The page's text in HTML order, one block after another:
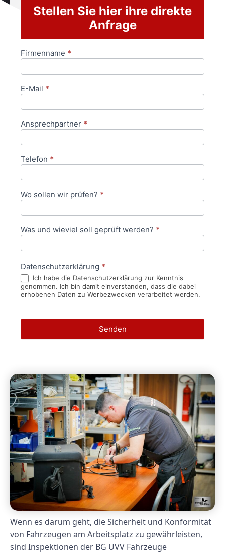
Stellen Sie hier ihre direkte
Anfrage
Anfrageformular
Firmenname *
E-Mail *
Ansprechpartner *
Telefon *
Wo sollen wir prüfen? *
Was und wieviel soll geprüft werden? *
Datenschutzerklärung *
Ich habe die Datenschutzerklärung zur Kenntnis
genommen. Ich bin damit einverstanden, dass die dabei
erhobenen Daten zu Werbezwecken verarbeitet werden.
Senden
Wenn es darum geht, die Sicherheit und Konformität
von Fahrzeugen am Arbeitsplatz zu gewährleisten,
sind Inspektionen der BG UVV Fahrzeuge